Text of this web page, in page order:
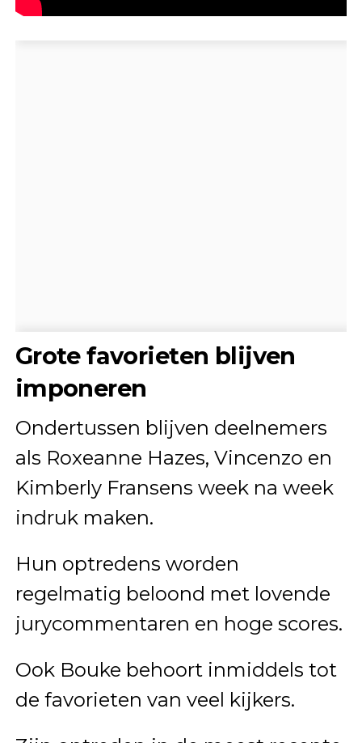
Grote favorieten blijven
imponeren
Ondertussen blijven deelnemers
als Roxeanne Hazes, Vincenzo en
Kimberly Fransens week na week
indruk maken.
Hun optredens worden
regelmatig beloond met lovende
jurycommentaren en hoge scores.
Ook Bouke behoort inmiddels tot
de favorieten van veel kijkers.